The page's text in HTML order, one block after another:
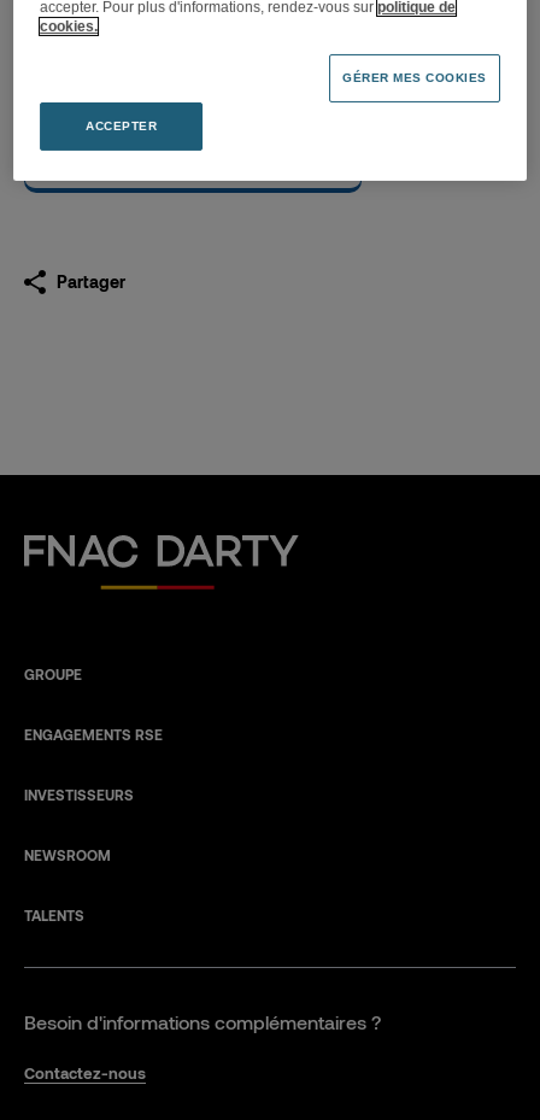
Projet de note en réponse
Partager
Fnac Darty
GROUPE
ENGAGEMENTS RSE
INVESTISSEURS
NEWSROOM
TALENTS
Besoin d'informations complémentaires ?
Contactez-nous
accepter. Pour plus d'informations, rendez-vous surpolitique de
cookies.
GÉRER MES COOKIES
ACCEPTER